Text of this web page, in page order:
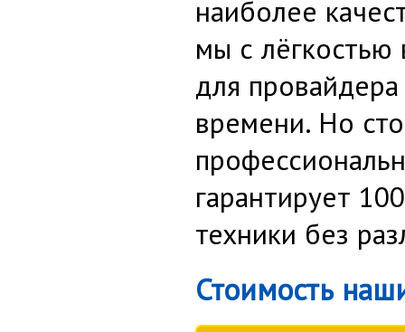
наиболее
мы с лёгкостью
для
времени. Но
гарантирует
техники без
Стоимость